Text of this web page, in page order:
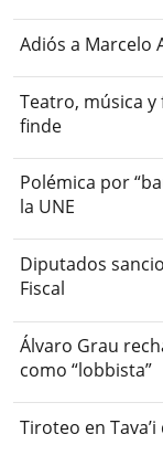
Adiós a Marcelo
Teatro, música
finde
Polémica por
la UNE
Diputados
Fiscal
Álvaro Grau
como “lobbista”
Tiroteo en